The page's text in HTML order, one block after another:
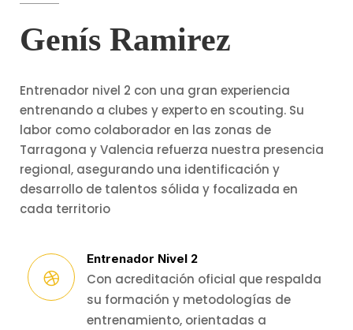
Genís Ramirez
Entrenador nivel 2 con una gran experiencia
entrenando a clubes y experto en scouting. Su
labor como colaborador en las zonas de
Tarragona y Valencia refuerza nuestra presencia
regional, asegurando una identificación y
desarrollo de talentos sólida y focalizada en
cada territorio
Entrenador Nivel 2
Con acreditación oficial que respalda
su formación y metodologías de
entrenamiento, orientadas a